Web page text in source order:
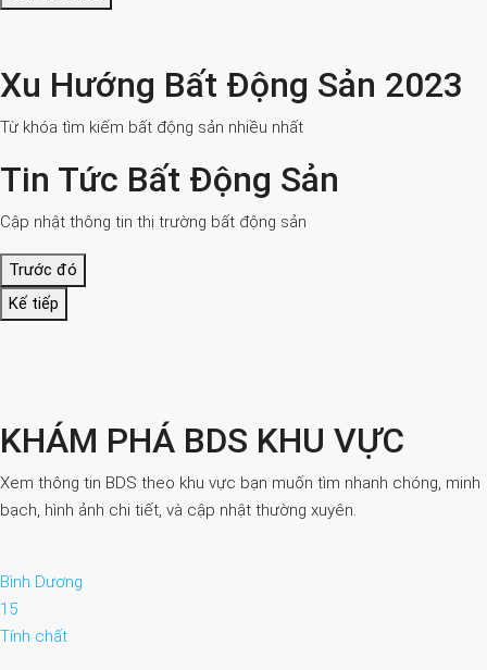
Xu Hướng Bất Động Sản 2023
Từ khóa tìm kiếm bất động sản nhiều nhất
Tin Tức Bất Động Sản
Cập nhật thông tin thị trường bất động sản
Trước đó
Kế tiếp
KHÁM PHÁ BDS KHU VỰC
Xem thông tin BDS theo khu vực bạn muốn tìm nhanh chóng, minh
bạch, hình ảnh chi tiết, và cập nhật thường xuyên.
Bình Dương
15
Tính chất